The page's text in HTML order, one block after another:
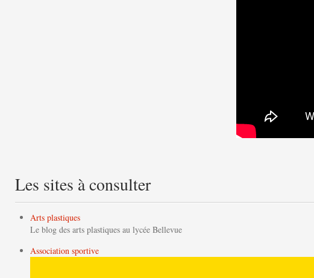
Les sites à consulter
Arts plastiques
Le blog des arts plastiques au lycée Bellevue
Association sportive